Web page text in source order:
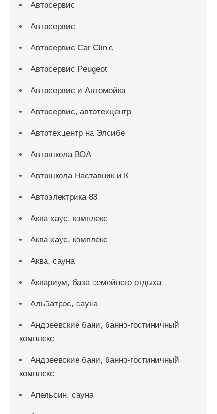
Автосервис
Автосервис
Автосервис Car Clinic
Автосервис Peugeot
Автосервис и Автомойка
Автосервис, автотехцентр
Автотехцентр на Элсибе
Автошкола ВОА
Автошкола Наставник и К
Автоэлектрика 83
Аква хаус, комплекс
Аква хаус, комплекс
Аква, сауна
Аквариум, база семейного отдыха
Альбатрос, сауна
Андреевские бани, банно-гостиничный
комплекс
Андреевские бани, банно-гостиничный
комплекс
Апельсин, сауна